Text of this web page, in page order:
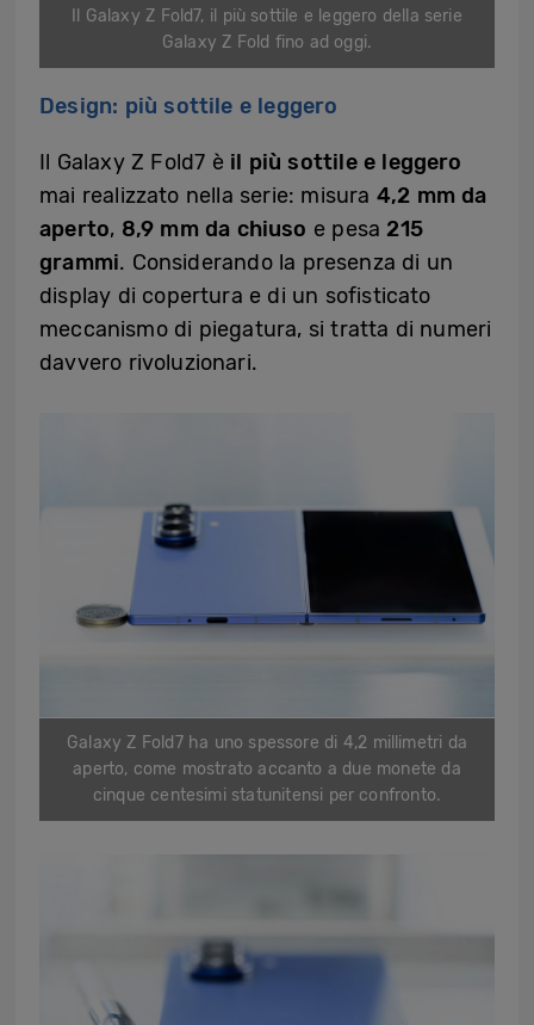
Il Galaxy Z Fold7, il più sottile e leggero della serie
Galaxy Z Fold fino ad oggi.
Design: più sottile e leggero
Il Galaxy Z Fold7 è il più sottile e leggero
mai realizzato nella serie: misura 4,2 mm da
aperto, 8,9 mm da chiuso e pesa 215
grammi. Considerando la presenza di un
display di copertura e di un sofisticato
meccanismo di piegatura, si tratta di numeri
davvero rivoluzionari.
Galaxy Z Fold7 ha uno spessore di 4,2 millimetri da
aperto, come mostrato accanto a due monete da
cinque centesimi statunitensi per confronto.